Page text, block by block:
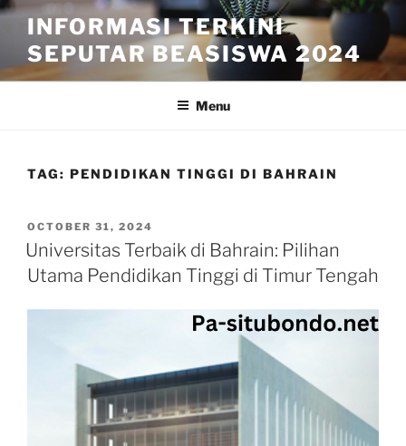
Skip
content
INFORMASI TERKINI
SEPUTAR BEASISWA 2024
Menu
TAG: PENDIDIKAN TINGGI DI BAHRAIN
POSTED
ON
OCTOBER 31, 2024
Universitas Terbaik di Bahrain: Pilihan
Utama Pendidikan Tinggi di Timur Tengah